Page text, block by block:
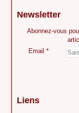
Newsletter
Abonnez-vous
Email
Liens